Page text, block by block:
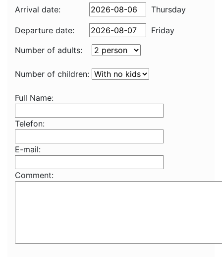
Arrival date: Thursday
Departure date:
Friday
Number of adults:
Number of children:
Full Name:
Telefon:
E-mail:
Comment: